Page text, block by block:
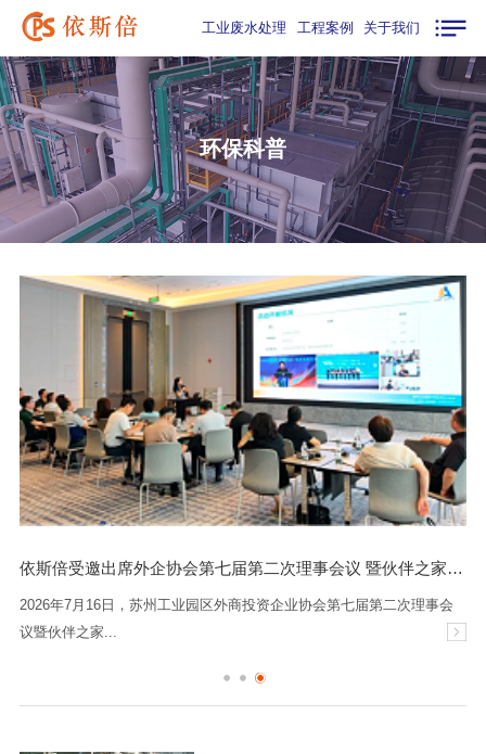
工业废水处理 工程案例 关于我们
环保科普
依斯倍受邀出席外企协会第七届第二次理事会议 暨伙伴之家迎新会
2026年7月16日，苏州工业园区外商投资企业协会第七届第二次理事会
议暨伙伴之家...